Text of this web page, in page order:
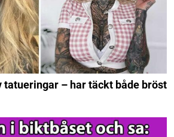
tatueringar – har täckt både bröst